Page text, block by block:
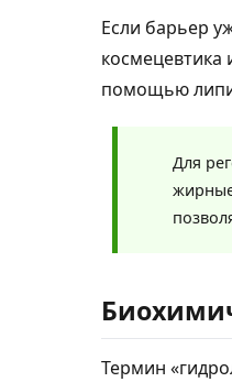
Если барьер
космецевтика
помощью
Для
Термин